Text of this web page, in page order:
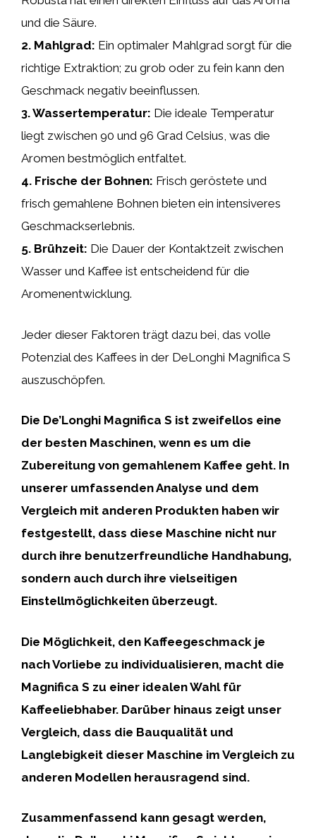
und die Säure.
2. Mahlgrad: Ein optimaler Mahlgrad sorgt für die
richtige Extraktion; zu grob oder zu fein kann den
Geschmack negativ beeinflussen.
3.Wassertemperatur: Die ideale Temperatur
liegt zwischen 90 und 96 Grad Celsius, was die
Aromen bestmöglich entfaltet.
4. Frische der Bohnen: Frisch geröstete und
frisch gemahlene Bohnen bieten ein intensiveres
Geschmackserlebnis.
5. Brühzeit: Die Dauer der Kontaktzeit zwischen
Wasser und Kaffee ist entscheidend für die
Aromenentwicklung.
Jeder dieser Faktoren trägt dazu bei, das volle
Potenzial des Kaffees in der DeLonghi Magnifica S
auszuschöpfen.
Die De’Longhi Magnifica S ist zweifellos eine
der besten Maschinen, wenn es um die
Zubereitung von gemahlenem Kaffee geht. In
unserer umfassenden Analyse und dem
Vergleich mit anderen Produkten haben wir
festgestellt, dass diese Maschine nicht nur
durch ihre benutzerfreundliche Handhabung,
sondern auch durch ihre vielseitigen
Einstellmöglichkeiten überzeugt.
Die Möglichkeit, den Kaffeegeschmack je
nach Vorliebe zu individualisieren, macht die
Magnifica S zu einer idealen Wahl für
Kaffeeliebhaber. Darüber hinaus zeigt unser
Vergleich, dass die Bauqualität und
Langlebigkeit dieser Maschine im Vergleich zu
anderen Modellen herausragend sind.
Zusammenfassend kann gesagt werden,